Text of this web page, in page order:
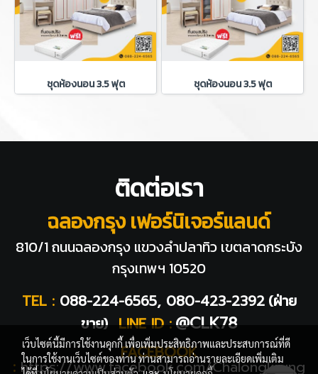
ชุดห้องนอน 3.5 ฟุต ชุดห้องนอน 3.5 ฟุต
ติดต่อเรา
ฉลองกรุง เฟอร์นิเจอร์แลนด์
810/1 ถนนฉลองกรุง แขวงลำปลาทิว เขตลาดกระบัง
กรุงเทพฯ 10520
TEL : 088-224-6565, 080-423-2392 (ฝ่าย
ขาย) LINE ID : @CLK78
FACEBOOK
: https://www.facebook.com/Chalongkrung
เว็บไซต์นี้มีการใช้งานคุกกี้ เพื่อเพิ่มประสิทธิภาพและประสบการณ์ที่ดี
ในการใช้งานเว็บไซต์ของท่าน ท่านสามารถอ่านรายละเอียดเพิ่มเติม